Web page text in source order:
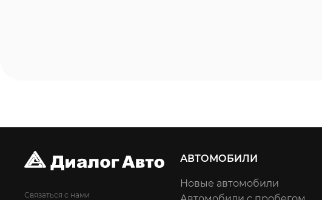
Связаться с нами
АВТОМОБИЛИ
Новые автомобили